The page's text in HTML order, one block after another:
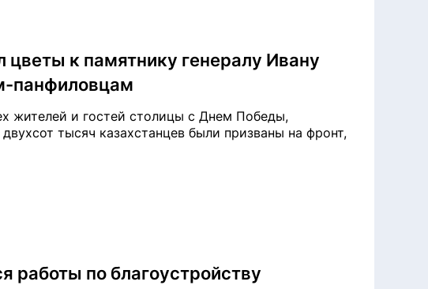
к памятнику генералу Ивану
панфиловцам
жителей и гостей столицы с Днем Победы,
тысяч казахстанцев были призваны на фронт,
работы по благоустройству